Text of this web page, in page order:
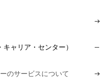
ャリア・センター）
のサービスについて